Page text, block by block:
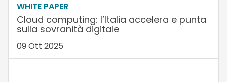
WHITE PAPER
Cloud computing: l’Italia accelera e punta
sulla sovranità digitale
09 Ott 2025